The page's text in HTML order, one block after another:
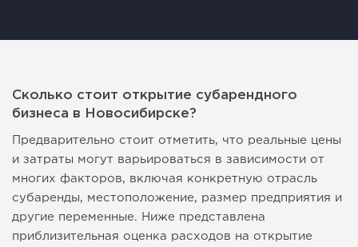
Сколько стоит открытие субарендного
бизнеса в Новосибирске?
Предварительно стоит отметить, что реальные цены
и затраты могут варьироваться в зависимости от
многих факторов, включая конкретную отрасль
субаренды, местоположение, размер предприятия и
другие переменные. Ниже представлена
приблизительная оценка расходов на открытие